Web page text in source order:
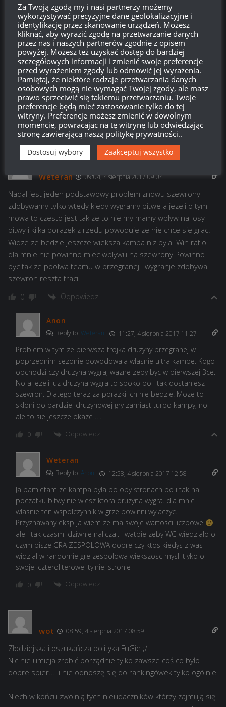
0 Odpowiedz
Patryk 14:10, 4 sierpnia 2017 14:10
Idiotyczne jest to że trzeba walczyć nie tylko z przeciwnikiem
ale też ze swoją drużyną o miejsca bzdura totalna wygraną
drużyna powinna w całości dostawać szewrony, miałem złoto
w poprzednim sezonie więc raczej wiem co mówię
0 Odpowiedz
Weteran 09:04, 4 sierpnia 2017 09:04
Nadal jest jeden podstawowy problem znowu szewrony
zdobywamy tylko wtedy kiedy wygramy bitwe a jezeli o tym
mowa to czesto jest tak ze to nie my mamy wplyw na losy
bitwy i kilka porazek z rzedu powoduje ze nie chce sie grac.
Widze ze bedzie jeszcze wieksza kampa niz byla. Win ratio
dla mnie nie powinno miec wplywu na szewrony Powinno
byc tak ze poolwa teamu w przegranej i wygranje zdobywa
szewron reszta traci.
0 Odpowiedz
Anon
Reply to Weteran 11:27, 4 sierpnia 2017 11:27
Problem w tym ze pierwsza trojka druzyny przegranej w
poprzednim sezonie powodowala wlasnie ultra kampe. Kogo
obchodzi czy druzyna wygra, wazne zeby byc w pierwszej 3ce.
No a jezeli juz druzyna wygra to spoko bo i tak dostaniesz
szewron. Dlatego teraz za porazki ich nie bedzie. Moze to
skloni do bardziej druzynowej gry zamiast turbo kampy, no
ale to sie jeszcze okaze ….
0 Odpowiedz
Weteran
Reply to Anon 12:58, 4 sierpnia 2017 12:58
Ja pamietam ze kampa byla po oby stronach bo i tak na
poczatku bitwy nie wiesz ktora druzyna wygra. dla mnie
wlasnie ten wspolczynnik w grze powinni wylaczyc.
Przyznawany eksp ja wiem ze ma swoje wartosci liczbowe
ale i tak czasmi dziwnie naliczal. i watpie zeby WG wiedzialo o
czym pisze GRA ZESPOLOWA dobre czy ktos kiedys z was
widzial w randomie gre zespolowa wiekszosc mysli tlyko o
swojej czteroliterowej tylniej stronie
0 Odpowiedz
wot 08:59, 4 sierpnia 2017 08:59
Złodziejska i oszukańcza polityka FuGie ;/
Nic nie umieja zrobić porządnie tylko zawsze coś co było
dobre spier…. i nie odnoszę się do rankingówek tylko ogólnie
Niech w końcu zwolnią tych nieudaczników którzy zajmują się
Za Twoją zgodą my i nasi partnerzy możemy
wykorzystywać precyzyjne dane geolokalizacyjne i
identyfikację przez skanowanie urządzeń. Możesz
kliknąć, aby wyrazić zgodę na przetwarzanie danych
przez nas i naszych partnerów zgodnie z opisem
powyżej. Możesz też uzyskać dostęp do bardziej
szczegółowych informacji i zmienić swoje preferencje
przed wyrażeniem zgody lub odmówić jej wyrażenia.
Pamiętaj, że niektóre rodzaje przetwarzania danych
osobowych mogą nie wymagać Twojej zgody, ale masz
prawo sprzeciwić się takiemu przetwarzaniu. Twoje
preferencje będą mieć zastosowanie tylko do tej
witryny. Preferencje możesz zmienić w dowolnym
momencie, powracając na tę witrynę lub odwiedzając
stronę zawierającą naszą politykę prywatności..
Dostosuj wybory Zaakceptuj wszystko